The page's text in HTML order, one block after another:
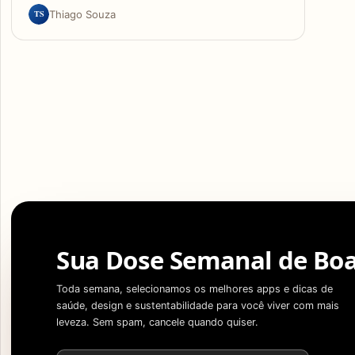
TS Thiago Souza
Sua Dose Semanal de
Toda semana, selecionamos os melhores apps e dicas de
saúde, design e sustentabilidade para você viver com mais
leveza. Sem spam, cancele quando quiser.